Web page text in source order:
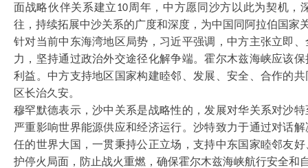
面战略伙伴关系建立10周年，中方愿同沙方以此为契机，
往，持续拓展中沙关系的广度和深度，为中国同阿拉伯国家
针对当前中东海湾地区局势，习近平强调，中方主张立即
力，坚持通过政治外交途径化解争端。霍尔木兹海峡应该
利益。中方支持地区国家构建睦邻、发展、安全、合作的
区长治久安。
穆罕默德表示，沙中关系是战略性的，发展对华关系对沙
严重影响世界能源供应和经济运行。沙特致力于通过对话
任的世界大国，一贯秉持公正立场，支持中东国家睦邻友
护停火局面，防止战火重燃，确保霍尔木兹海峡航行安全和